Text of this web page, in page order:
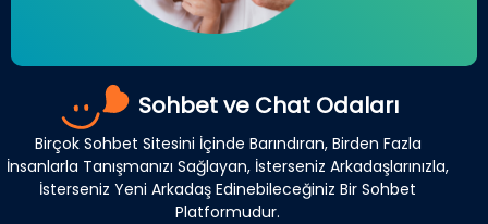
Sohbet ve Chat Odaları
Birçok Sohbet Sitesini İçinde Barındıran, Birden Fazla
İnsanlarla Tanışmanızı Sağlayan, İsterseniz Arkadaşlarınızla,
İsterseniz Yeni Arkadaş Edinebileceğiniz Bir Sohbet
Platformudur.